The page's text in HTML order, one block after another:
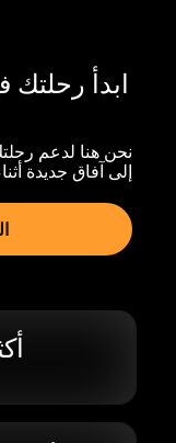
ابدأ رحلتك
نحن هنا لدعم
إلى آفاق جديدة